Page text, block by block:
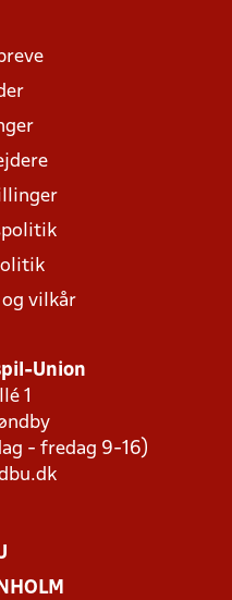
og vilkår
Union
1
- fredag 9-16)